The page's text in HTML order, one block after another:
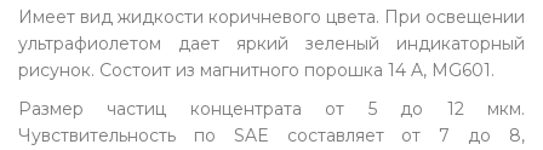
Имеет вид жидкости коричневого цвета. При освещении
ультрафиолетом дает яркий зеленый индикаторный
рисунок. Состоит из магнитного порошка 14 A, MG601.
Размер частиц концентрата от 5 до 12 мкм.
Чувствительность по SAE составляет от 7 до 8,